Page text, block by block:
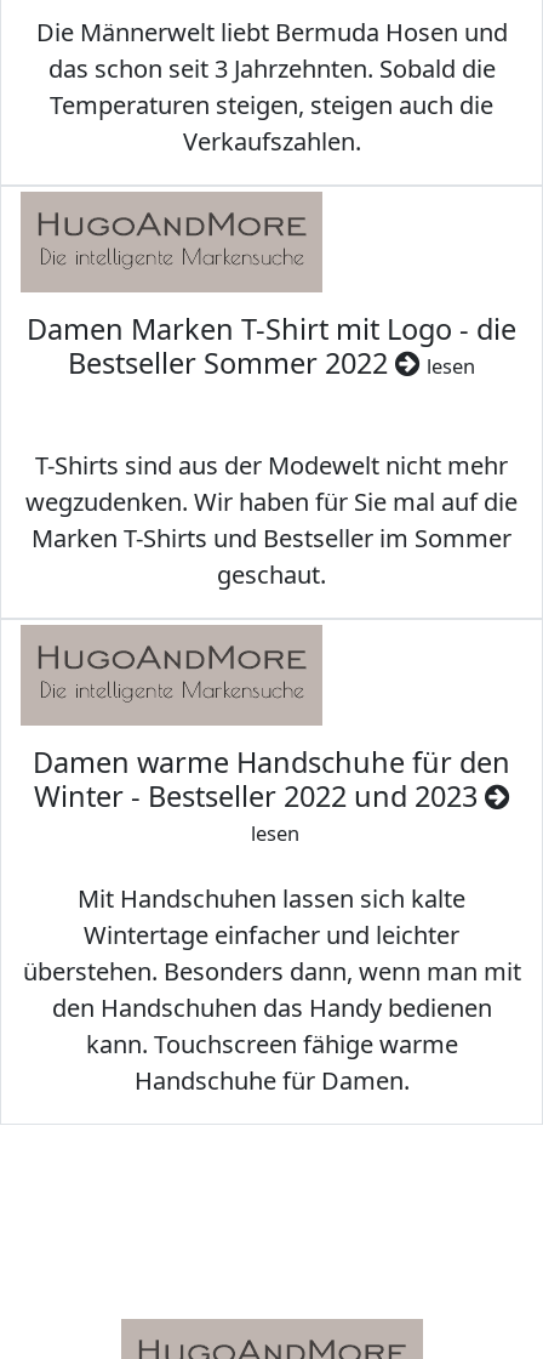
Die Männerwelt liebt Bermuda Hosen und
das schon seit 3 Jahrzehnten. Sobald die
Temperaturen steigen, steigen auch die
Verkaufszahlen.
Damen Marken T-Shirt mit Logo - die
Bestseller Sommer 2022
lesen
T-Shirts sind aus der Modewelt nicht mehr
wegzudenken. Wir haben für Sie mal auf die
Marken T-Shirts und Bestseller im Sommer
geschaut.
Damen warme Handschuhe für den
Winter - Bestseller 2022 und 2023
lesen
Mit Handschuhen lassen sich kalte
Wintertage einfacher und leichter
überstehen. Besonders dann, wenn man mit
den Handschuhen das Handy bedienen
kann. Touchscreen fähige warme
Handschuhe für Damen.